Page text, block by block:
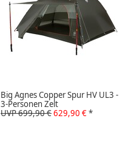
Big Agnes Copper Spur HV UL3 -
3-Personen Zelt
UVP 699,90 €629,90 €*